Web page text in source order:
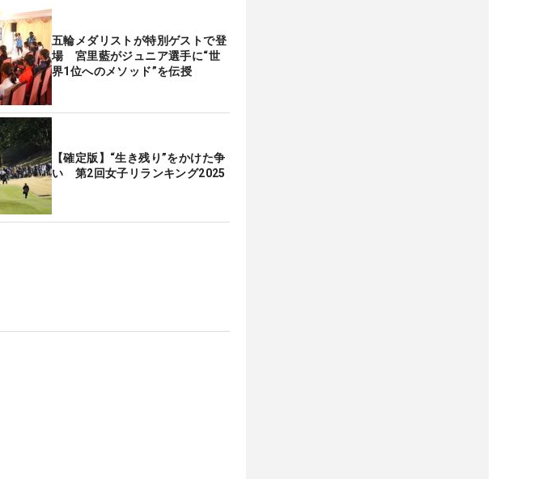
五輪メダリストが特別ゲストで登
場 宮里藍がジュニア選手に“世
界1位へのメソッド”を伝授
【確定版】“生き残り”をかけた争
い 第2回女子リランキング2025